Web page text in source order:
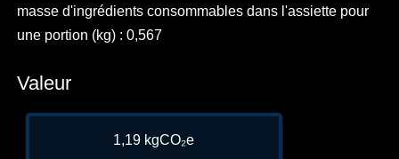
masse d'ingrédients consommables dans l'assiette pour
une portion (kg) : 0,567
Valeur
1,19 kgCO₂e